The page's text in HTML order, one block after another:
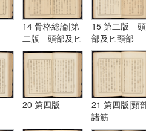
14 骨格総論|第
二版 頭部及ヒ
頸部
15 第二版 頭
部及ヒ頸部
20 第四版
21 第四版|頸
諸筋